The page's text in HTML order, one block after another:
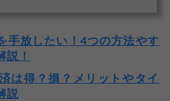
手放したい！4つの方法やす
説！
は得？損？メリットやタイ
説